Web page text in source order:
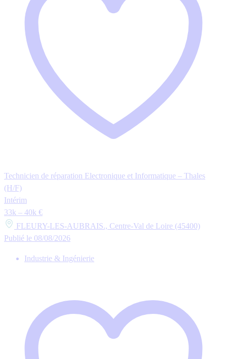
Technicien de réparation Electronique et Informatique – Thales
(H/F)
Intérim
33k – 40k €
FLEURY-LES-AUBRAIS., Centre-Val de Loire (45400)
Publié le 08/08/2026
Industrie & Ingénierie